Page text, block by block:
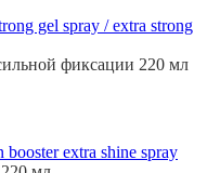
gel spray / extra strong
фиксации 220 мл
extra shine spray